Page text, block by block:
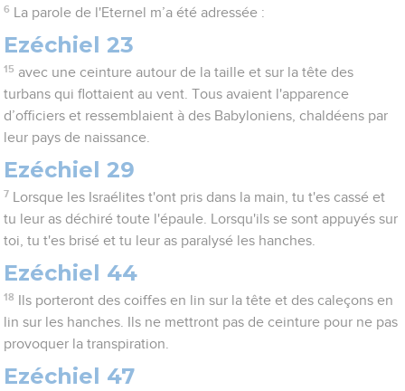
6 La parole de l'Eternel m’a été adressée :
Ezéchiel 23
15 avec une ceinture autour de la taille et sur la tête des
turbans qui flottaient au vent. Tous avaient l'apparence
d’officiers et ressemblaient à des Babyloniens, chaldéens par
leur pays de naissance.
Ezéchiel 29
7
Lorsque les Israélites t'ont pris dans la main, tu t'es cassé et
tu leur as déchiré toute l'épaule. Lorsqu'ils se sont appuyés sur
toi, tu t'es brisé et tu leur as paralysé les hanches.
Ezéchiel 44
18
Ils porteront des coiffes en lin sur la tête et des caleçons en
lin sur les hanches. Ils ne mettront pas de ceinture pour ne pas
provoquer la transpiration.
Ezéchiel 47